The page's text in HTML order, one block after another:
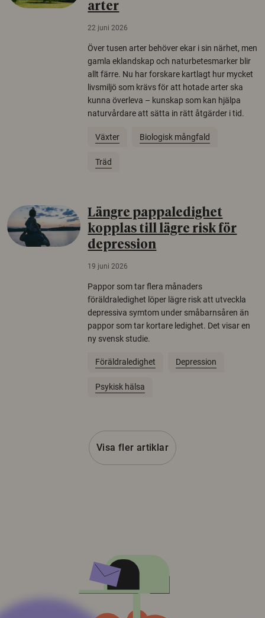
arter
22 juni 2026
Över tusen arter behöver ekar i sin närhet, men
gamla eklandskap och naturbetesmarker blir
allt färre. Nu har forskare kartlagt hur mycket
livsmiljö som krävs för att hotade arter ska
kunna överleva – kunskap som kan hjälpa
naturvårdare att sätta in rätt åtgärder i tid.
Växter Biologisk mångfald
Träd
Längre pappaledighet
kopplas till lägre risk för
depression
19 juni 2026
Pappor som tar flera månaders
föräldraledighet löper lägre risk att utveckla
depressiva symtom under småbarnsåren än
pappor som tar kortare ledighet. Det visar en
ny svensk studie.
Föräldraledighet Depression
Psykisk hälsa
Visa fler artiklar